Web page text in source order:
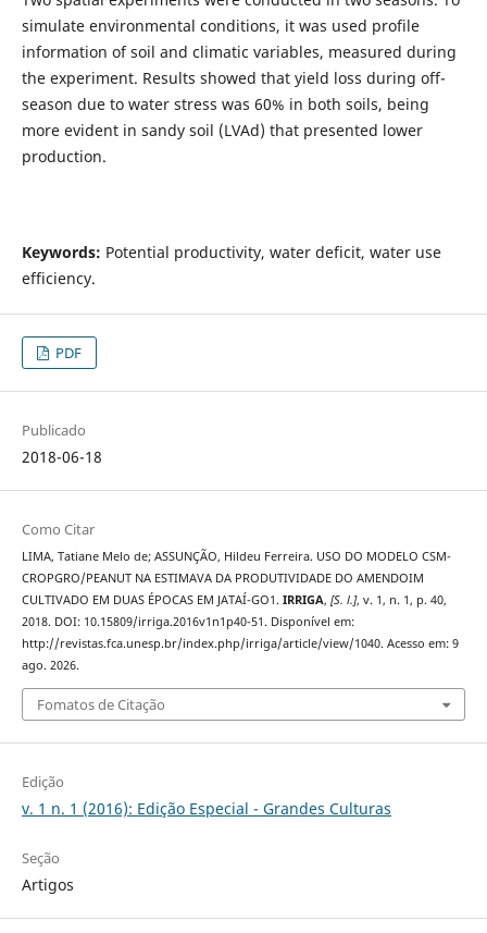
simulate environmental conditions, it was used profile
information of soil and climatic variables, measured during
the experiment. Results showed that yield loss during off-
season due to water stress was 60% in both soils, being
more evident in sandy soil (LVAd) that presented lower
production.
Keywords: Potential productivity, water deficit, water use
efficiency.
PDF
Publicado
2018-06-18
Como Citar
LIMA, Tatiane Melo de; ASSUNÇÃO, Hildeu Ferreira. USO DO MODELO CSM-
CROPGRO/PEANUT NA ESTIMAVA DA PRODUTIVIDADE DO AMENDOIM
CULTIVADO EM DUAS ÉPOCAS EM JATAÍ-GO1. IRRIGA, [S. l.], v. 1, n. 1, p. 40,
2018. DOI: 10.15809/irriga.2016v1n1p40-51. Disponível em:
http://revistas.fca.unesp.br/index.php/irriga/article/view/1040. Acesso em: 9
ago. 2026.
Fomatos de Citação
Edição
v. 1 n. 1 (2016): Edição Especial - Grandes Culturas
Seção
Artigos